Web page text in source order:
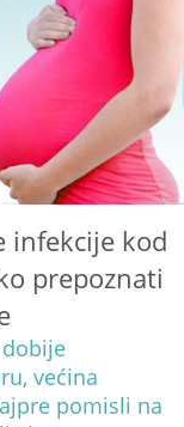
infekcije kod
prepoznati
većina
pomisli na